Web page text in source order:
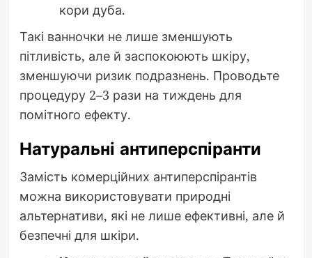
кори дуба.
Такі ванночки не лише зменшують
пітливість, але й заспокоюють шкіру,
зменшуючи ризик подразнень. Проводьте
процедуру 2–3 рази на тиждень для
помітного ефекту.
Натуральні антиперспіранти
Замість комерційних антиперспірантів
можна використовувати природні
альтернативи, які не лише ефективні, але й
безпечні для шкіри.